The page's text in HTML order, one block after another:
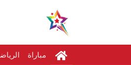
مباراة